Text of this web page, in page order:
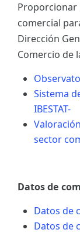
Proporcionar
comercial
Dirección
Comercio de
Sistema
IBESTAT-
sector
Datos de
Datos de
Datos de